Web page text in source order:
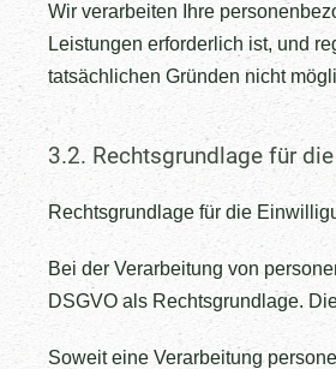
Wir verarbeiten Ihre
Leistungen erforderlich ist, und
tatsächlichen Gründen nicht
3.2. Rechtsgrundlage für
Rechtsgrundlage für die
Bei der Verarbeitung von
DSGVO als Rechtsgrundlage.
Soweit eine Verarbeitung